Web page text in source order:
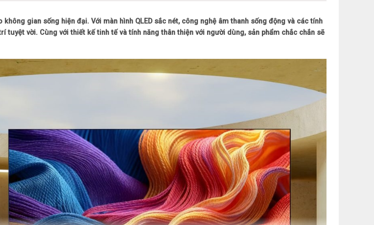
Jack cắm: Optical, AV, LAN
Bộ xử lý: Engine Z1
Hệ điều hành: VIDAA
Tiện ích: Điều khiển TV bằng điện thoại, Tìm kiếm bằng giọng nói
Kích thước, trọng lượng
gian sống hiện đại. Với màn hình QLED sắc nét, công nghệ âm thanh sống động và các tính
vời. Cùng với thiết kế tinh tế và tính năng thân thiện với người dùng, sản phẩm chắc chắn sẽ